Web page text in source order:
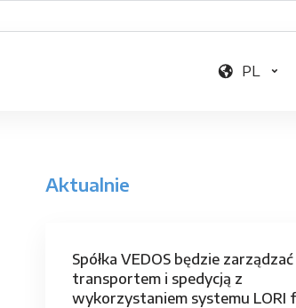
PL
Aktualnie
Spółka VEDOS będzie zarządzać
transportem i spedycją z
wykorzystaniem systemu LORI